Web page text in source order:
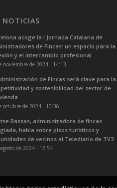
NOTICIAS
acoge la I Jornada Catalana de
de Fincas: un espacio para la
y el intercambio profesional
noviembre de 2024 - 14:13
de Fincas será clave para la
y sostenibilidad del sector de
octubre de 2024 - 10:36
Bassas, administradora de fincas
habla sobre pisos turísticos y
de vecinos al Telediario de TV3
de 2024 - 12:54